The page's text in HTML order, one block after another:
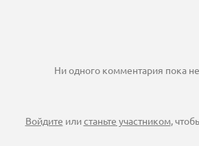
Ни одного комментария пока
Войдите илистаньте участником,